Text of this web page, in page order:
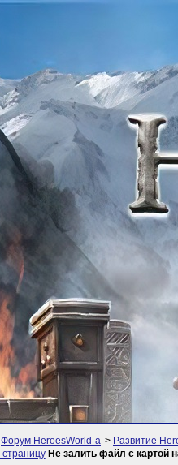
Форум HeroesWorld-а > Развитие
Не залить файл с картой